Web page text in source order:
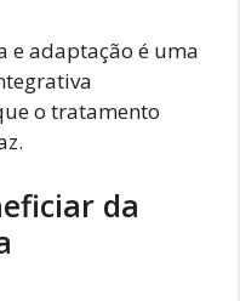
e adaptação é uma
o tratamento
da